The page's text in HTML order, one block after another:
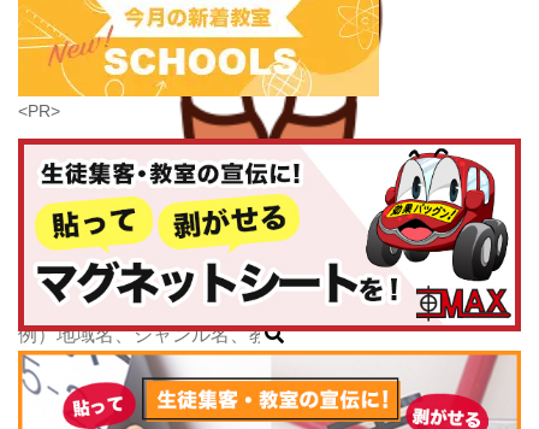
子どもスクールナビ
公式キャラクター
掲載教室数173,463件
ジャンル数135件
6/24現在
栃木県
群馬県
埼玉県
千葉県
東京都
神奈川県
中部
新潟県
富山県
石川県
福井県
山梨県
長野県
岐阜県
学習教室(5437)
<PR>